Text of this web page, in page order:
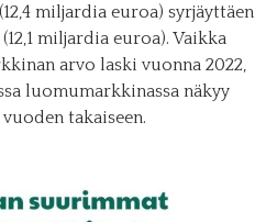
miljardia euroa) syrjäyttäen
miljardia euroa). Vaikka
arvo laski vuonna 2022,
luomumarkkinassa näkyy
takaiseen.